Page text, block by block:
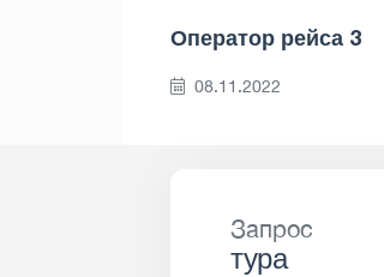
Оператор рейса 3
08.11.2022
Запрос
тура